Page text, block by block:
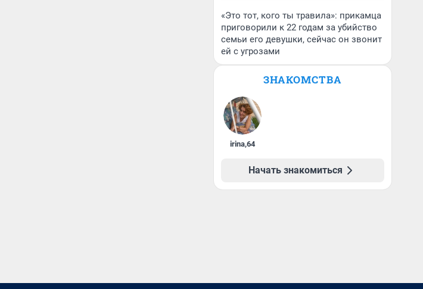
«Это тот, кого ты травила»: прикамца
приговорили к 22 годам за убийство
семьи его девушки, сейчас он звонит
ей с угрозами
ЗНАКОМСТВА
irina,64
Начать знакомиться